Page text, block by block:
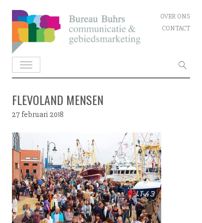
Skip
to
content
OVER ONS
CONTACT
FLEVOLAND MENSEN
27 februari 2018